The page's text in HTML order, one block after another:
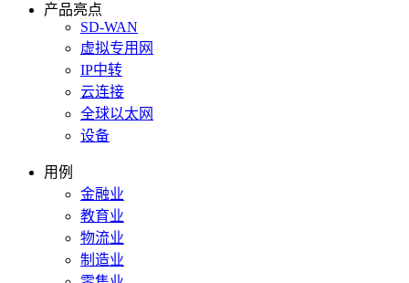
产品亮点
SD-WAN
虚拟专用网
IP中转
云连接
全球以太网
设备
用例
金融业
教育业
物流业
制造业